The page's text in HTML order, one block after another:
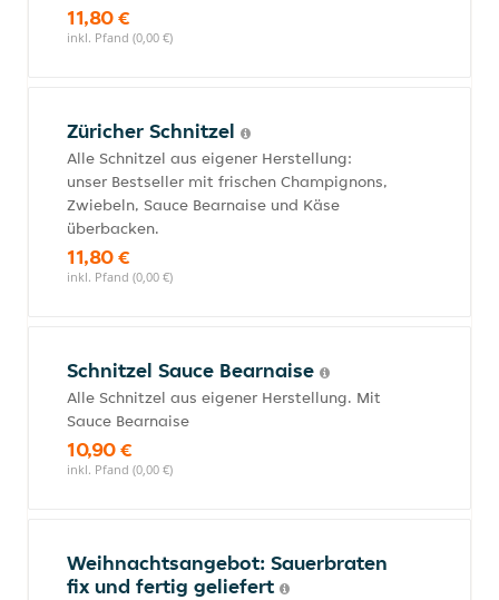
11,80 €
inkl. Pfand (0,00 €)
Züricher Schnitzel
Alle Schnitzel aus eigener Herstellung:
unser Bestseller mit frischen Champignons,
Zwiebeln, Sauce Bearnaise und Käse
überbacken.
11,80 €
inkl. Pfand (0,00 €)
Schnitzel Sauce Bearnaise
Alle Schnitzel aus eigener Herstellung. Mit
Sauce Bearnaise
10,90 €
inkl. Pfand (0,00 €)
Weihnachtsangebot: Sauerbraten
fix und fertig geliefert